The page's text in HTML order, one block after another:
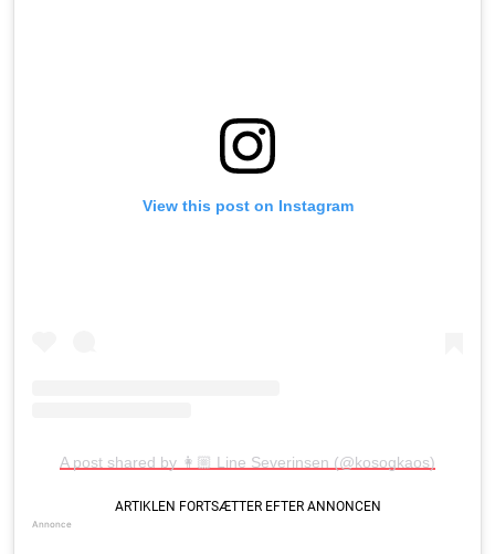
View this post on Instagram
A post shared by 👩🏼 Line Severinsen (@kosogkaos)